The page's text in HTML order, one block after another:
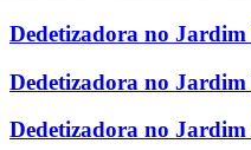
Dedetizadora no Jardim
Dedetizadora no Jardim
Dedetizadora no